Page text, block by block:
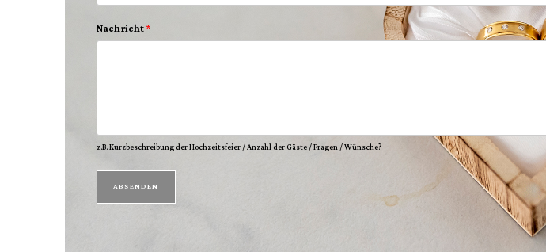
Nachricht*
z.B. Kurzbeschreibung der Hochzeitsfeier / Anzahl der Gäste / Fragen / Wünsche?
ABSENDEN